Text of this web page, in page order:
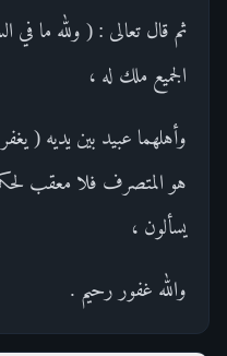
ثم قال تعالى : ( ولله ما
الجميع ملك له ،
وأهلهما عبيد بين يديه (
هو المتصرف فلا معقب
يسألون ،
والله غفور رحيم .